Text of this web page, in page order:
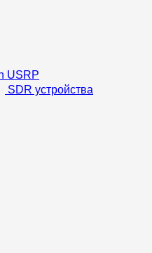
SDR устройства
USRP